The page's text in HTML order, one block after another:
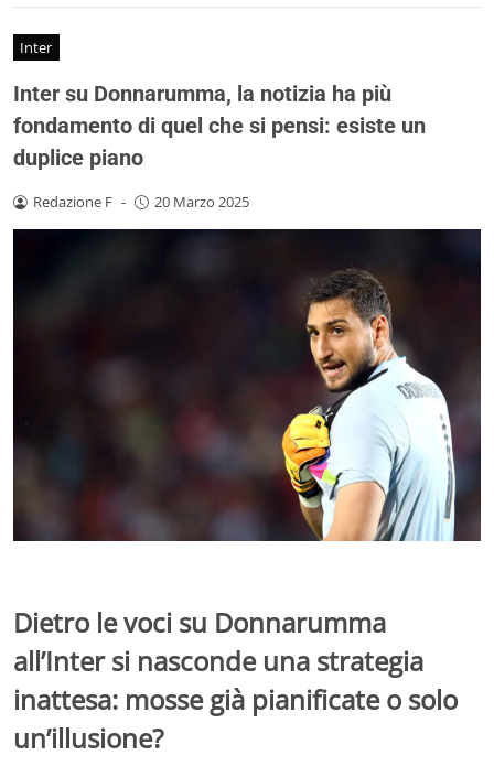
Inter
Inter su Donnarumma, la notizia ha più
fondamento di quel che si pensi: esiste un
duplice piano
Redazione F - 20 Marzo 2025
Dietro le voci su Donnarumma
all’Inter si nasconde una strategia
inattesa: mosse già pianificate o solo
un’illusione?